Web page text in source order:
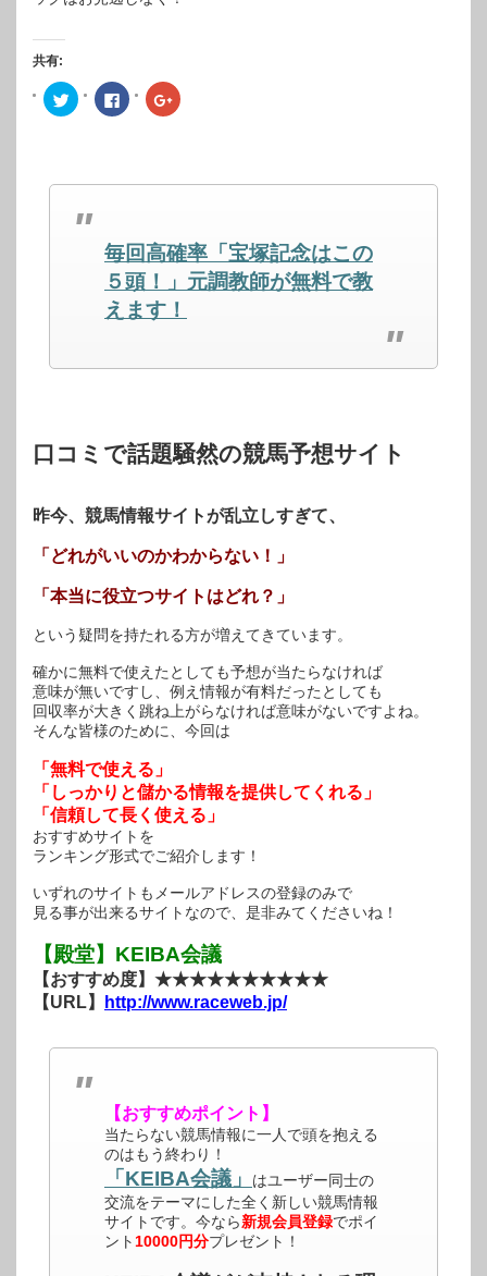
共有:
ク
リ
で
有
(新
ま
Facebook
で
は
ク
し
て
く
だ
さ
い
ウ
開
き
ク
リ
で
し
い
ウ
ィ
ン
ド
ウ
ま
毎回高確率「宝塚記念はこの
５頭！」元調教師が無料で教
えます！
口コミで話題騒然の競馬予想サイト
昨今、競馬情報サイトが乱立しすぎて、
「どれがいいのかわからない！」
「本当に役立つサイトはどれ？」
という疑問を持たれる方が増えてきています。
確かに無料で使えたとしても予想が当たらなければ
意味が無いですし、例え情報が有料だったとしても
回収率が大きく跳ね上がらなければ意味がないですよね。
そんな皆様のために、今回は
「無料で使える」
「しっかりと儲かる情報を提供してくれる」
「信頼して長く使える」
おすすめサイトを
ランキング形式でご紹介します！
いずれのサイトもメールアドレスの登録のみで
見る事が出来るサイトなので、是非みてくださいね！
【殿堂】KEIBA会議
【おすすめ度】★★★★★★★★★★
【URL】
http://www.raceweb.jp/
【おすすめポイント】
当たらない競馬情報に一人で頭を抱える
のはもう終わり！
「KEIBA会議」
はユーザー同士の
交流をテーマにした全く新しい競馬情報
サイトです。今なら新規会員登録でポイ
ント10000円分プレゼント！